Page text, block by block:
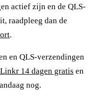
actief zijn en de QLS-
raadpleeg dan de
.
en QLS-verzendingen
14 dagen gratis en
nog.